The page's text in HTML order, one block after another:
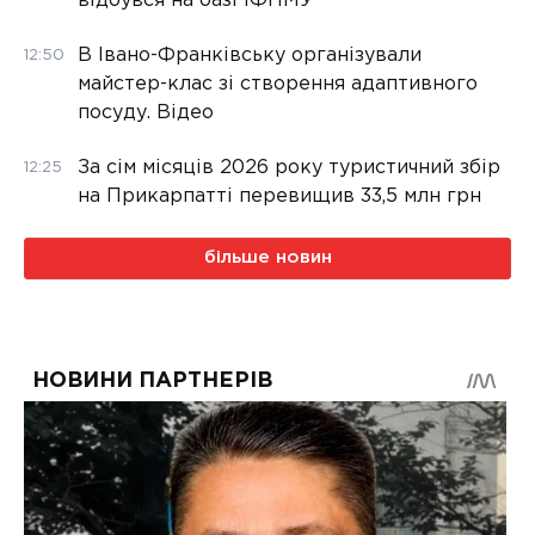
12:50
В Івано-Франківську організували
майстер-клас зі створення адаптивного
посуду. Відео
12:25
За сім місяців 2026 року туристичний збір
на Прикарпатті перевищив 33,5 млн грн
більше новин